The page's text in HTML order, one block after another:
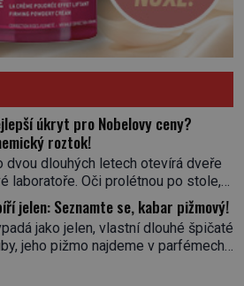
úkryt pro Nobelovy ceny?
roztok!
dvou dlouhých letech otevírá dveře
laboratoře. Oči prolétnou po stole,
pak ulpěly na regálu, kde se nachází
látky. Hledá žluto-oranžovou
jakmile ji zahlédne, nesmírně
mu uleví. Teď může svůj plán
jelen: Seznamte se, kabar pižmový!
jako jelen, vlastní dlouhé špičaté
jeho pižmo najdeme v parfémech